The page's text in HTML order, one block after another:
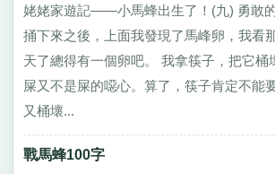
姥姥家遊記——小馬蜂出生了！(九) 勇敢
捅下來之後，上面我發現了馬峰卵，我看
天了總得有一個卵吧。 我拿筷子，把它桶
屎又不是屎的噁心。算了，筷子肯定不能
又桶壞...
戰馬蜂100字